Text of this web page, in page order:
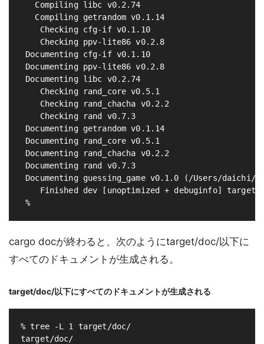
   Compiling libc v0.2.74
   Compiling getrandom v0.1.14
    Checking cfg-if v0.1.10
    Checking ppv-lite86 v0.2.8
Documenting cfg-if v0.1.10
Documenting ppv-lite86 v0.2.8
Documenting libc v0.2.74
    Checking rand_core v0.5.1
    Checking rand_chacha v0.2.2
    Checking rand v0.7.3
Documenting getrandom v0.1.14
Documenting rand_core v0.5.1
Documenting rand_chacha v0.2.2
Documenting rand v0.7.3
Documenting guessing_game v0.1.0 (/Users/daichi/
Finished dev [unoptimized + debuginfo]
cargo docが終わると、次のようにtarget/doc/以下に
すべてのドキュメントが生成される。
target/doc/以下にすべてのドキュメントが生成される
% tree -L 1 target/doc/
target/doc/